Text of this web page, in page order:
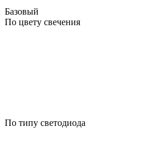
Базовый
По цвету свечения
По типу светодиода